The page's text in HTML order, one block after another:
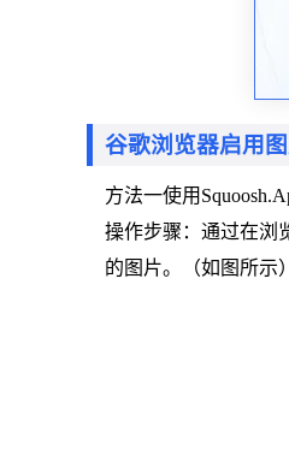
谷歌浏览器启用
方法一使用
操作步骤：通过在浏
的图片。（如图所示）